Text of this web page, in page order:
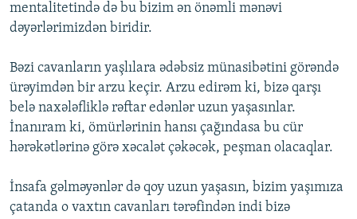
mentalitetində də bu bizim ən önəmli mənəvi
dəyərlərimizdən biridir.
Bəzi cavanların yaşlılara ədəbsiz münasibətini görəndə
ürəyimdən bir arzu keçir. Arzu edirəm ki, bizə qarşı
belə naxələfliklə rəftar edənlər uzun yaşasınlar.
İnanıram ki, ömürlərinin hansı çağındasa bu cür
hərəkətlərinə görə xəcalət çəkəcək, peşman olacaqlar.
İnsafa gəlməyənlər də qoy uzun yaşasın, bizim yaşımıza
çatanda o vaxtın cavanları tərəfindən indi bizə